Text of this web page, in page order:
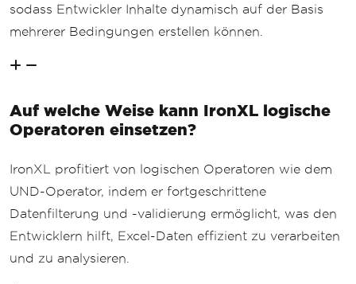
sodass Entwickler Inhalte dynamisch auf der Basis
mehrerer Bedingungen erstellen können.
Auf welche Weise kann IronXL logische
Operatoren einsetzen?
IronXL profitiert von logischen Operatoren wie dem
UND-Operator, indem er fortgeschrittene
Datenfilterung und -validierung ermöglicht, was den
Entwicklern hilft, Excel-Daten effizient zu verarbeiten
und zu analysieren.